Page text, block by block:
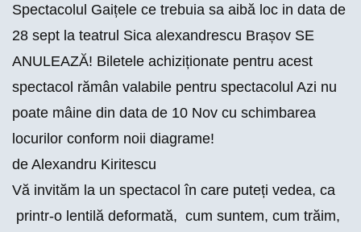
Spectacolul Gaițele ce trebuia sa aibă loc in data de
28 sept la teatrul Sica alexandrescu Brașov SE
ANULEAZĂ! Biletele achiziționate pentru acest
spectacol rămân valabile pentru spectacolul Azi nu
poate mâine din data de 10 Nov cu schimbarea
locurilor conform noii diagrame!
de Alexandru Kiritescu
Vă invităm la un spectacol în care puteți vedea, ca
printr-o lentilă deformată, cum suntem, cum trăim,